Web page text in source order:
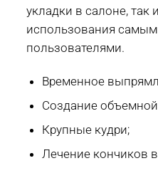
укладки в салоне, так
использования
пользователями.
Временное
Создание
Крупные кудри;
Лечение кончиков